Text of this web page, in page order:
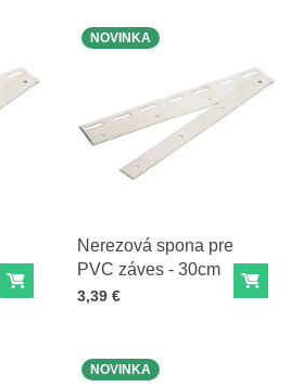
Do košíka
Nerezová spona pre
PVC záves - 30cm
Cena s DPH
3,39 € Do
NOVINKA
NOVINKA